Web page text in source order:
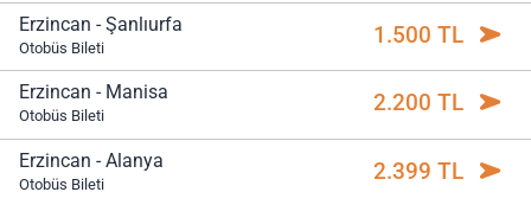
Erzincan - Şanlıurfa
Otobüs Bileti 1.500 TL
Erzincan - Manisa
Otobüs Bileti 2.200 TL
Erzincan - Alanya
Otobüs Bileti 2.399 TL